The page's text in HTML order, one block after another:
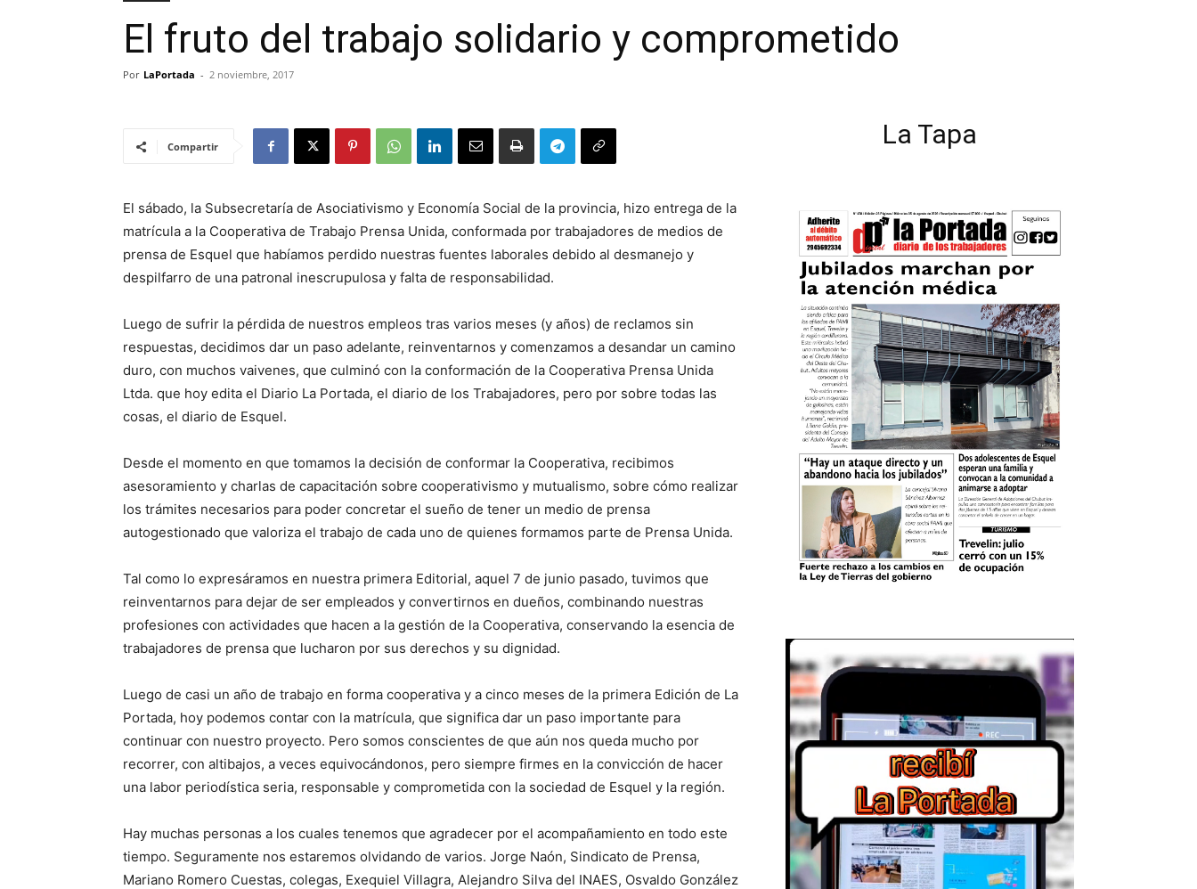
El fruto del trabajo solidario y comprometido
Por LaPortada - 2 noviembre, 2017
Compartir
El sábado, la Subsecretaría de Asociativismo y Economía Social de la provincia, hizo entrega de la
matrícula a la Cooperativa de Trabajo Prensa Unida, conformada por trabajadores de medios de
prensa de Esquel que habíamos perdido nuestras fuentes laborales debido al desmanejo y
despilfarro de una patronal inescrupulosa y falta de responsabilidad.
Luego de sufrir la pérdida de nuestros empleos tras varios meses (y años) de reclamos sin
respuestas, decidimos dar un paso adelante, reinventarnos y comenzamos a desandar un camino
duro, con muchos vaivenes, que culminó con la conformación de la Cooperativa Prensa Unida
Ltda. que hoy edita el Diario La Portada, el diario de los Trabajadores, pero por sobre todas las
cosas, el diario de Esquel.
Desde el momento en que tomamos la decisión de conformar la Cooperativa, recibimos
asesoramiento y charlas de capacitación sobre cooperativismo y mutualismo, sobre cómo realizar
los trámites necesarios para poder concretar el sueño de tener un medio de prensa
autogestionado que valoriza el trabajo de cada uno de quienes formamos parte de Prensa Unida.
Tal como lo expresáramos en nuestra primera Editorial, aquel 7 de junio pasado, tuvimos que
reinventarnos para dejar de ser empleados y convertirnos en dueños, combinando nuestras
profesiones con actividades que hacen a la gestión de la Cooperativa, conservando la esencia de
trabajadores de prensa que lucharon por sus derechos y su dignidad.
Luego de casi un año de trabajo en forma cooperativa y a cinco meses de la primera Edición de La
Portada, hoy podemos contar con la matrícula, que significa dar un paso importante para
continuar con nuestro proyecto. Pero somos conscientes de que aún nos queda mucho por
recorrer, con altibajos, a veces equivocándonos, pero siempre firmes en la convicción de hacer
una labor periodística seria, responsable y comprometida con la sociedad de Esquel y la región.
Hay muchas personas a los cuales tenemos que agradecer por el acompañamiento en todo este
tiempo. Seguramente nos estaremos olvidando de varios. Jorge Naón, Sindicato de Prensa,
Mariano Romero Cuestas, colegas, Exequiel Villagra, Alejandro Silva del INAES, Osvaldo González
La Tapa